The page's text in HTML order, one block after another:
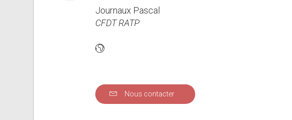
Journaux Pascal
CFDT RATP
Nous contacter